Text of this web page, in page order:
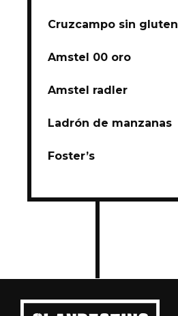
Cruzcampo sin gluten
Amstel 00 oro
Amstel radler
Ladrón de manzanas
Foster’s